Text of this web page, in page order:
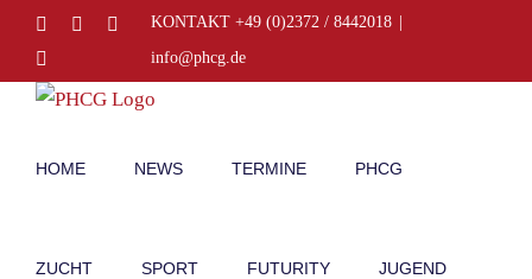
Inhalt
springen
FacebookInstagramKONTAKT +49 (0)2372 / 8442018
info@phcg.de
HOME NEWS TERMINE PHCG
ZUCHT SPORT FUTURITY JUGEND